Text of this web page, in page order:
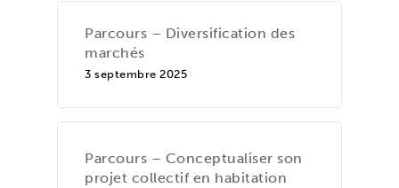
Parcours – Diversification des
marchés
3 septembre 2025
Parcours – Conceptualiser son
projet collectif en habitation